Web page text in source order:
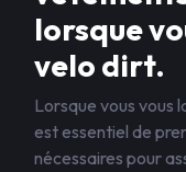
lorsque
velo dirt.
Lorsque vous vous
est essentiel de
nécessaires pour